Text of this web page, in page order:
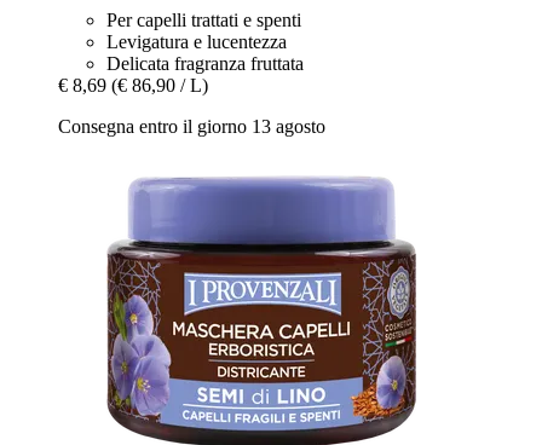
Per capelli trattati e spenti
Levigatura e lucentezza
Delicata fragranza fruttata
€ 8,69 (€ 86,90 / L)
Consegna entro il giorno 13 agosto